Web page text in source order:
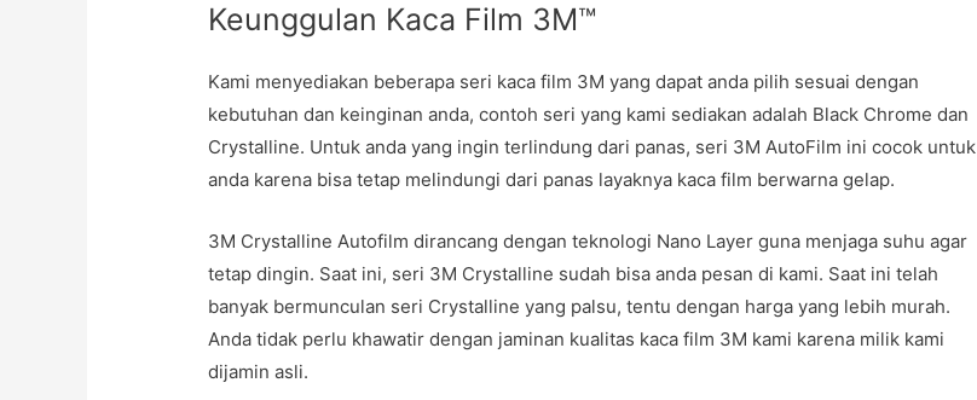
Keunggulan Kaca Film 3M™
Kami menyediakan beberapa seri kaca film 3M yang dapat anda pilih sesuai dengan
kebutuhan dan keinginan anda, contoh seri yang kami sediakan adalah Black Chrome dan
Crystalline. Untuk anda yang ingin terlindung dari panas, seri 3M AutoFilm ini cocok untuk
anda karena bisa tetap melindungi dari panas layaknya kaca film berwarna gelap.
3M Crystalline Autofilm dirancang dengan teknologi Nano Layer guna menjaga suhu agar
tetap dingin. Saat ini, seri 3M Crystalline sudah bisa anda pesan di kami. Saat ini telah
banyak bermunculan seri Crystalline yang palsu, tentu dengan harga yang lebih murah.
Anda tidak perlu khawatir dengan jaminan kualitas kaca film 3M kami karena milik kami
dijamin asli.